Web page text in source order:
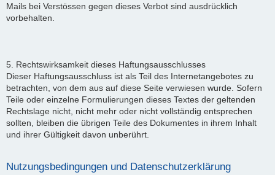
Mails bei Verstössen gegen dieses Verbot sind ausdrücklich
vorbehalten.
5. Rechtswirksamkeit dieses Haftungsausschlusses
Dieser Haftungsausschluss ist als Teil des Internetangebotes zu
betrachten, von dem aus auf diese Seite verwiesen wurde. Sofern
Teile oder einzelne Formulierungen dieses Textes der geltenden
Rechtslage nicht, nicht mehr oder nicht vollständig entsprechen
sollten, bleiben die übrigen Teile des Dokumentes in ihrem Inhalt
und ihrer Gültigkeit davon unberührt.
Nutzungsbedingungen und Datenschutzerklärung